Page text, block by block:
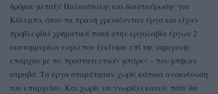
δρόμου μεταξύ Παλαιόπολης και διασταύρωσης για
Κόλυμπο, όπου τα πρανή χρειάζονταν έργα και είχαν
προβλεφθεί χρηματικά ποσά στην εργολαβία έργων 2
εκατομμυρίων ευρώ που ξεκίνησε επί της σημερινής
επάρχου με τις προστατευτικές μπάρες – που μπήκαν
στραβά. Τα έργα σταμάτησαν χωρίς κάποια ανακοίνωση
του επαρχείου. Και χωρίς να γνωρίζει κανείς πότε θα